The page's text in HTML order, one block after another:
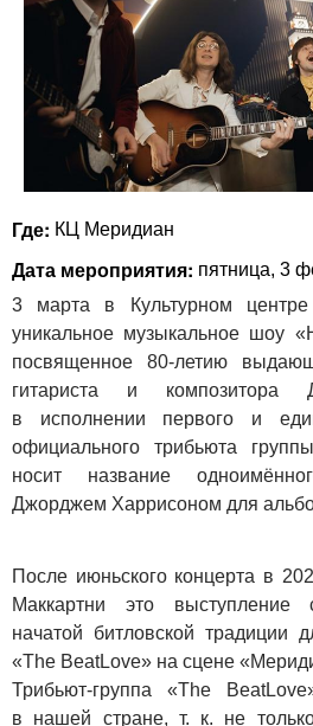
Где: КЦ Меридиан
Дата мероприятия: пятница, 3
3 марта в Культурном
уникальное музыкальное шоу
посвященное 80-летию
гитариста и композитора
в исполнении первого и
официального трибьюта
носит название
Джорджем Харрисоном для
После июньского концерта в
Маккартни это выступление
начатой битловской традиции
«The BeatLove» на сцене
Трибьют-группа «The
в нашей стране, т. к. не